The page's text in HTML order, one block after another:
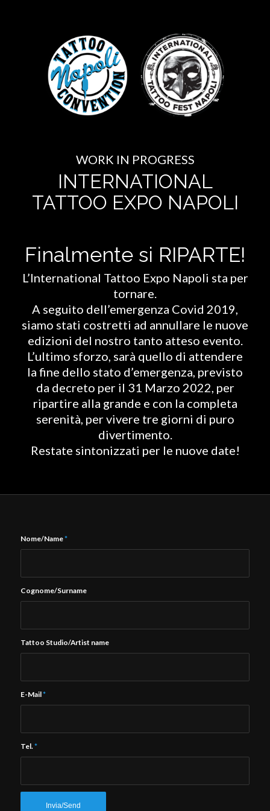
WORK IN PROGRESS
INTERNATIONAL
TATTOO EXPO NAPOLI
Finalmente si RIPARTE!
L’International Tattoo Expo Napoli sta per
tornare.
A seguito dell’emergenza Covid 2019,
siamo stati costretti ad annullare le nuove
edizioni del nostro tanto atteso evento.
L’ultimo sforzo, sarà quello di attendere
la fine dello stato d’emergenza, previsto
da decreto per il 31 Marzo 2022, per
ripartire alla grande e con la completa
serenità, per vivere tre giorni di puro
divertimento.
Restate sintonizzati per le nuove date!
Nome/Name*
Cognome/Surname
Tattoo Studio/Artist name
E-Mail*
Tel.*